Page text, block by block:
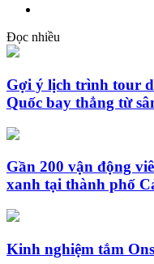
Đọc nhiều
Gợi ý lịch trình tour
Quốc bay thẳng từ
Gần 200 vận động
xanh tại thành phố
Kinh nghiệm tắm